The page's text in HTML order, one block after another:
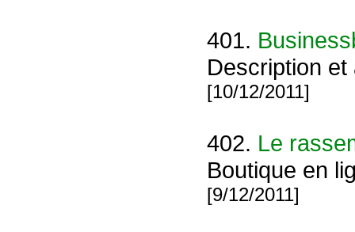
401.
Description
[10/12/2011]
402. Le
Boutique en
[9/12/2011]